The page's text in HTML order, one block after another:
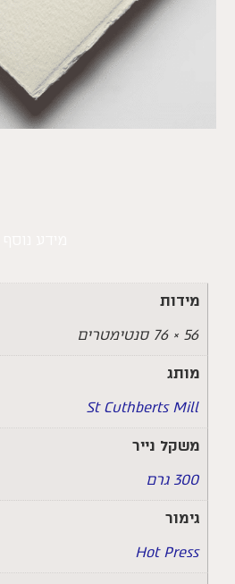
מידות
56 × 76 סנטימטרים
מותג
St Cuthberts Mill
משקל נייר
300 גרם
גימור
Hot Press